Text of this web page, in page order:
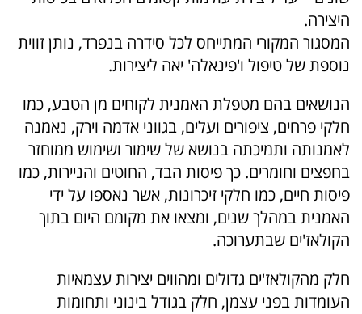
היצירה.
המסגור המקורי המתייחס לכל סידרה בנפרד, נותן זווית
נוספת של טיפול ו'פינאלה' יאה ליצירות.
הנושאים בהם מטפלת האמנית לקוחים מן הטבע, כמו
חלקי פרחים, ציפורים ועלים, בגווני אדמה וירק, נאמנה
לאמנותה ותמיכתה בנושא של שימור ושימוש ממוחזר
בחפצים וחומרים. כך פיסות הבד, החוטים והניירות, כמו
פיסות חיים, כמו חלקי זיכרונות, אשר נאספו על ידי
האמנית במהלך שנים, ומצאו את מקומם היום בתוך
הקולאז'ים שבתערוכה.
חלק מהקולאז'ים גדולים ומהווים יצירות עצמאיות
העומדות בפני עצמן, חלק בגודל בינוני ותחומות